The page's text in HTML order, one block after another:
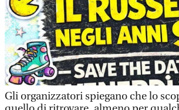
Gli organizzatori spiegano che lo